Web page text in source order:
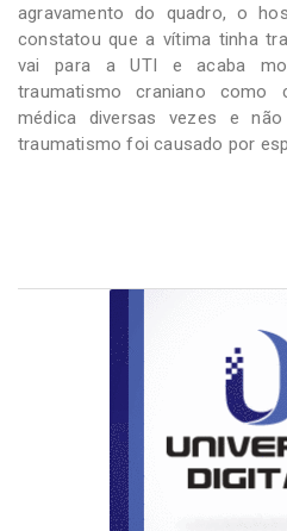
agravamento do quadro, o
constatou que a vítima tinha
vai para a UTI e acaba
traumatismo craniano como
médica diversas vezes e
traumatismo foi causado por